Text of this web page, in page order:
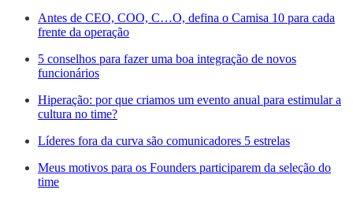
Antes de CEO, COO, C…O, defina o Camisa 10 para cada
frente da operação
5 conselhos para fazer uma boa integração de novos
funcionários
Hiperação: por que criamos um evento anual para estimular a
cultura no time?
Líderes fora da curva são comunicadores 5 estrelas
Meus motivos para os Founders participarem da seleção do
time